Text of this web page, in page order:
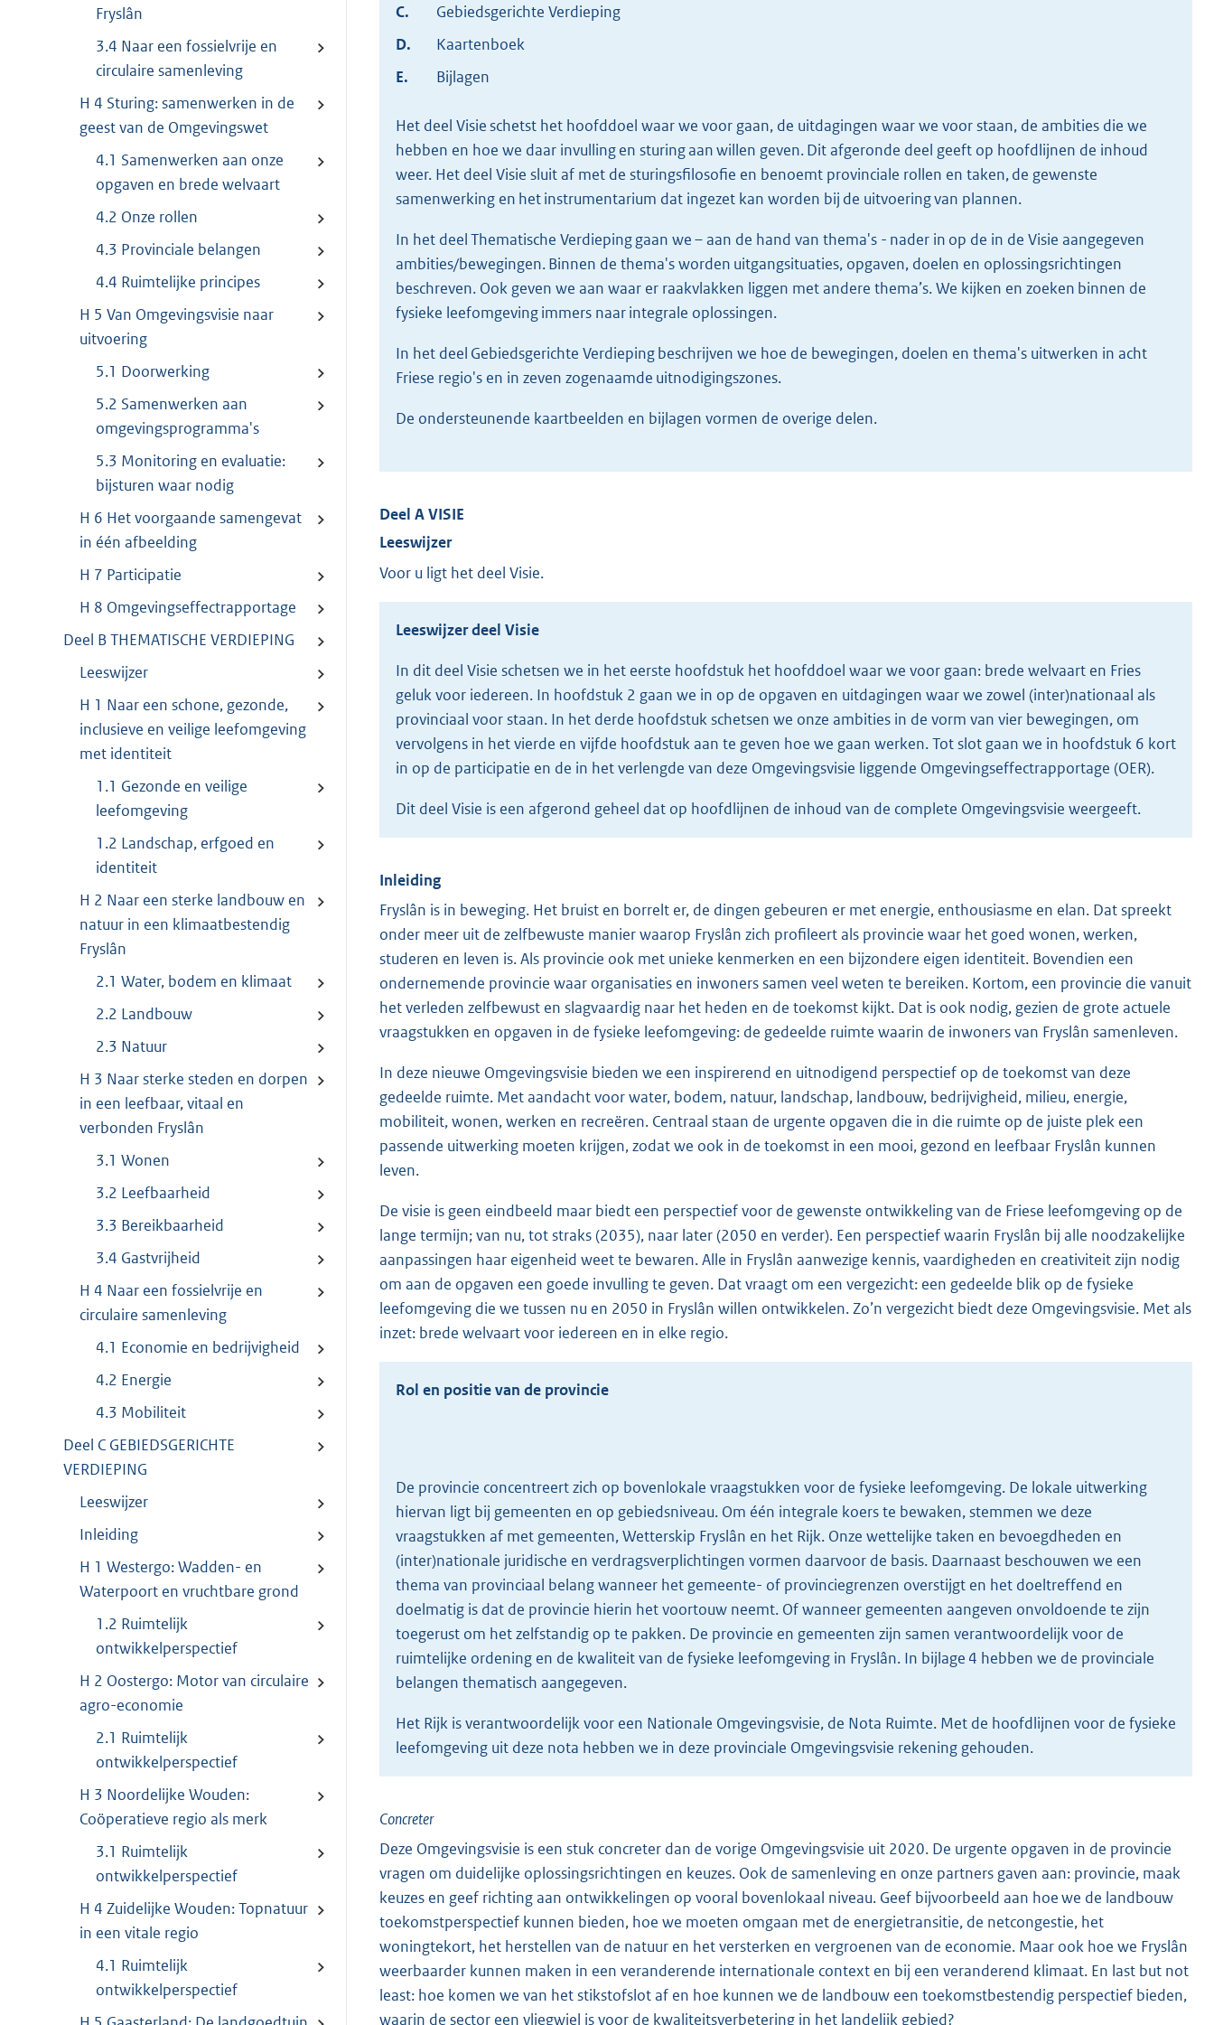
Fryslân
3.4 Naar een fossielvrije en
circulaire samenleving
H 4 Sturing: samenwerken in de
geest van de Omgevingswet
4.1 Samenwerken aan onze
opgaven en brede welvaart
4.2 Onze rollen
4.3 Provinciale belangen
4.4 Ruimtelijke principes
H 5 Van Omgevingsvisie naar
uitvoering
5.1 Doorwerking
5.2 Samenwerken aan
omgevingsprogramma's
5.3 Monitoring en evaluatie:
bijsturen waar nodig
H 6 Het voorgaande samengevat
in één afbeelding
H 7 Participatie
H 8 Omgevingseffectrapportage
Deel B THEMATISCHE VERDIEPING
Leeswijzer
H 1 Naar een schone, gezonde,
inclusieve en veilige leefomgeving
met identiteit
1.1 Gezonde en veilige
leefomgeving
1.2 Landschap, erfgoed en
identiteit
H 2 Naar een sterke landbouw en
natuur in een klimaatbestendig
Fryslân
2.1 Water, bodem en klimaat
2.2 Landbouw
2.3 Natuur
H 3 Naar sterke steden en dorpen
in een leefbaar, vitaal en
verbonden Fryslân
3.1 Wonen
3.2 Leefbaarheid
3.3 Bereikbaarheid
3.4 Gastvrijheid
H 4 Naar een fossielvrije en
circulaire samenleving
4.1 Economie en bedrijvigheid
4.2 Energie
4.3 Mobiliteit
Deel C GEBIEDSGERICHTE
VERDIEPING
Leeswijzer
Inleiding
H 1 Westergo: Wadden- en
Waterpoort en vruchtbare grond
1.2 Ruimtelijk
ontwikkelperspectief
H 2 Oostergo: Motor van circulaire
agro-economie
2.1 Ruimtelijk
ontwikkelperspectief
H 3 Noordelijke Wouden:
Coöperatieve regio als merk
3.1 Ruimtelijk
ontwikkelperspectief
H 4 Zuidelijke Wouden: Topnatuur
in een vitale regio
4.1 Ruimtelijk
ontwikkelperspectief
C.
Gebiedsgerichte Verdieping
D.
Kaartenboek
E.
Bijlagen
Het deel Visie schetst het hoofddoel waar we voor gaan, de uitdagingen waar we voor staan, de ambities die we
hebben en hoe we daar invulling en sturing aan willen geven. Dit afgeronde deel geeft op hoofdlijnen de inhoud
weer. Het deel Visie sluit af met de sturingsfilosofie en benoemt provinciale rollen en taken, de gewenste
samenwerking en het instrumentarium dat ingezet kan worden bij de uitvoering van plannen.
In het deel Thematische Verdieping gaan we – aan de hand van thema's - nader in op de in de Visie aangegeven
ambities/bewegingen. Binnen de thema's worden uitgangsituaties, opgaven, doelen en oplossingsrichtingen
beschreven. Ook geven we aan waar er raakvlakken liggen met andere thema’s. We kijken en zoeken binnen de
fysieke leefomgeving immers naar integrale oplossingen.
In het deel Gebiedsgerichte Verdieping beschrijven we hoe de bewegingen, doelen en thema's uitwerken in acht
Friese regio's en in zeven zogenaamde uitnodigingszones.
De ondersteunende kaartbeelden en bijlagen vormen de overige delen.
Deel AVISIE
Leeswijzer
Voor u ligt het deel Visie.
Leeswijzer deel Visie
In dit deel Visie schetsen we in het eerste hoofdstuk het hoofddoel waar we voor gaan: brede welvaart en Fries
geluk voor iedereen. In hoofdstuk 2 gaan we in op de opgaven en uitdagingen waar we zowel (inter)nationaal als
provinciaal voor staan. In het derde hoofdstuk schetsen we onze ambities in de vorm van vier bewegingen, om
vervolgens in het vierde en vijfde hoofdstuk aan te geven hoe we gaan werken. Tot slot gaan we in hoofdstuk 6 kort
in op de participatie en de in het verlengde van deze Omgevingsvisie liggende Omgevingseffectrapportage (OER).
Dit deel Visie is een afgerond geheel dat op hoofdlijnen de inhoud van de complete Omgevingsvisie weergeeft.
Inleiding
Fryslân is in beweging. Het bruist en borrelt er, de dingen gebeuren er met energie, enthousiasme en elan. Dat spreekt
onder meer uit de zelfbewuste manier waarop Fryslân zich profileert als provincie waar het goed wonen, werken,
studeren en leven is. Als provincie ook met unieke kenmerken en een bijzondere eigen identiteit. Bovendien een
ondernemende provincie waar organisaties en inwoners samen veel weten te bereiken. Kortom, een provincie die vanuit
het verleden zelfbewust en slagvaardig naar het heden en de toekomst kijkt. Dat is ook nodig, gezien de grote actuele
vraagstukken en opgaven in de fysieke leefomgeving: de gedeelde ruimte waarin de inwoners van Fryslân samenleven.
In deze nieuwe Omgevingsvisie bieden we een inspirerend en uitnodigend perspectief op de toekomst van deze
gedeelde ruimte. Met aandacht voor water, bodem, natuur, landschap, landbouw, bedrijvigheid, milieu, energie,
mobiliteit, wonen, werken en recreëren. Centraal staan de urgente opgaven die in die ruimte op de juiste plek een
passende uitwerking moeten krijgen, zodat we ook in de toekomst in een mooi, gezond en leefbaar Fryslân kunnen
leven.
De visie is geen eindbeeld maar biedt een perspectief voor de gewenste ontwikkeling van de Friese leefomgeving op de
lange termijn; van nu, tot straks (2035), naar later (2050 en verder). Een perspectief waarin Fryslân bij alle noodzakelijke
aanpassingen haar eigenheid weet te bewaren. Alle in Fryslân aanwezige kennis, vaardigheden en creativiteit zijn nodig
om aan de opgaven een goede invulling te geven. Dat vraagt om een vergezicht: een gedeelde blik op de fysieke
leefomgeving die we tussen nu en 2050 in Fryslân willen ontwikkelen. Zo’n vergezicht biedt deze Omgevingsvisie. Met als
inzet: brede welvaart voor iedereen en in elke regio.
Rol en positie van de provincie
De provincie concentreert zich op bovenlokale vraagstukken voor de fysieke leefomgeving. De lokale uitwerking
hiervan ligt bij gemeenten en op gebiedsniveau. Om één integrale koers te bewaken, stemmen we deze
vraagstukken af met gemeenten, Wetterskip Fryslân en het Rijk. Onze wettelijke taken en bevoegdheden en
(inter)nationale juridische en verdragsverplichtingen vormen daarvoor de basis. Daarnaast beschouwen we een
thema van provinciaal belang wanneer het gemeente- of provinciegrenzen overstijgt en het doeltreffend en
doelmatig is dat de provincie hierin het voortouw neemt. Of wanneer gemeenten aangeven onvoldoende te zijn
toegerust om het zelfstandig op te pakken. De provincie en gemeenten zijn samen verantwoordelijk voor de
ruimtelijke ordening en de kwaliteit van de fysieke leefomgeving in Fryslân. In bijlage 4 hebben we de provinciale
belangen thematisch aangegeven.
Het Rijk is verantwoordelijk voor een Nationale Omgevingsvisie, de Nota Ruimte. Met de hoofdlijnen voor de fysieke
leefomgeving uit deze nota hebben we in deze provinciale Omgevingsvisie rekening gehouden.
Concreter
Deze Omgevingsvisie is een stuk concreter dan de vorige Omgevingsvisie uit 2020. De urgente opgaven in de provincie
vragen om duidelijke oplossingsrichtingen en keuzes. Ook de samenleving en onze partners gaven aan: provincie, maak
keuzes en geef richting aan ontwikkelingen op vooral bovenlokaal niveau. Geef bijvoorbeeld aan hoe we de landbouw
toekomstperspectief kunnen bieden, hoe we moeten omgaan met de energietransitie, de netcongestie, het
woningtekort, het herstellen van de natuur en het versterken en vergroenen van de economie. Maar ook hoe we Fryslân
weerbaarder kunnen maken in een veranderende internationale context en bij een veranderend klimaat. En last but not
least: hoe komen we van het stikstofslot af en hoe kunnen we de landbouw een toekomstbestendig perspectief bieden,
waarin de sector een vliegwiel is voor de kwaliteitsverbetering in het landelijk gebied?